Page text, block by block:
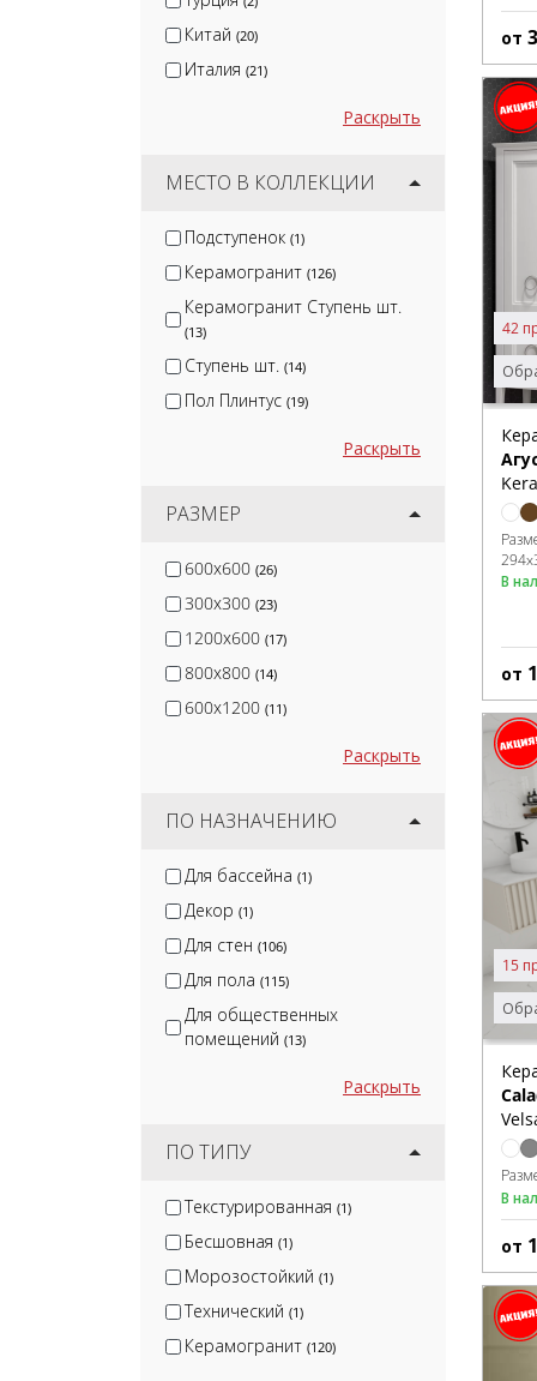
Китай (20)
Италия (21)
Раскрыть
МЕСТО В КОЛЛЕКЦИИ
Подступенок (1)
Керамогранит (126)
Керамогранит Ступень шт.
(13)
Ступень шт. (14)
Пол Плинтус (19)
Раскрыть
РАЗМЕР
600x600 (26)
300x300 (23)
1200x600 (17)
800x800 (14)
600x1200 (11)
Раскрыть
ПО НАЗНАЧЕНИЮ
Для бассейна (1)
Декор (1)
Для стен (106)
Для пола (115)
Для общественных
помещений (13)
Раскрыть
ПО ТИПУ
Текстурированная (1)
Бесшовная (1)
Морозостойкий (1)
Технический (1)
Керамогранит (120)
от
42
В
от
15
В
от